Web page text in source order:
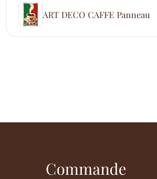
ART DECO CAFFE Panneau
Commande